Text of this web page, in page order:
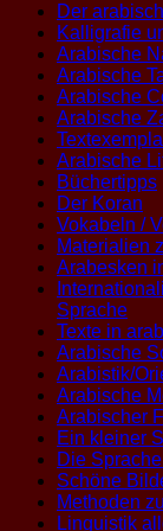
Der
Kalligrafie
Arabische
Arabische
Arabische
Arabische
Arabische
Büchertipps
Der Koran
Vokabeln /
Materialien
Arabesken
Sprache
Texte in
Arabische
Arabistik/
Arabische
Arabischer
Ein kleiner
Die
Schöne
Methoden
Linguistik